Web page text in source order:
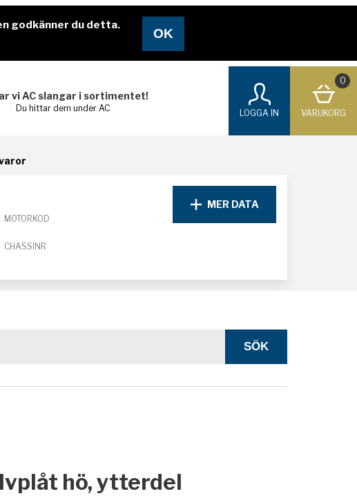
godkänner du detta.
vi AC slangar i sortimentet!
Du hittar dem under AC
LOGGA IN
0
VARUKORG
MOTORKOD
CHASSINR
MER DATA
hö, ytterdel